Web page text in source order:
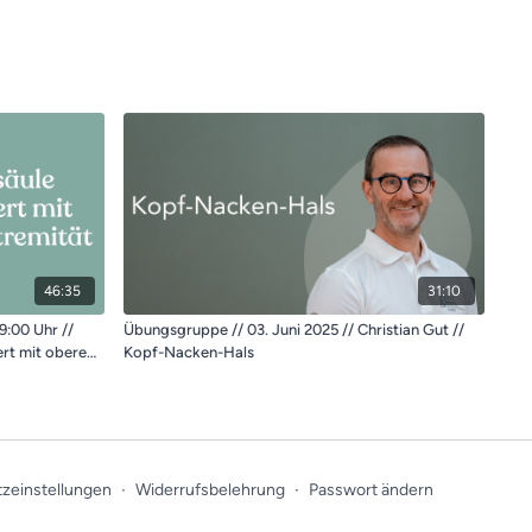
46:35
Uhr //
mit oberen
31:10
Übungsgruppe // 03. Juni 2025 // Christian Gut //
Kopf-Nacken-Hals
∙ Widerrufsbelehrung ∙ Passwort ändern